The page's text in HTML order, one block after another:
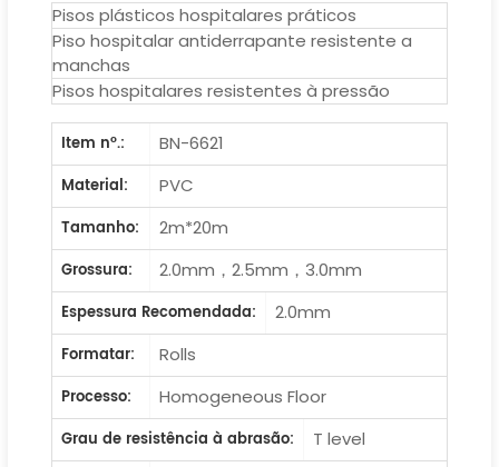
Pisos plásticos hospitalares práticos
Piso hospitalar antiderrapante resistente a
manchas
Pisos hospitalares resistentes à pressão
Item nº.:
BN-6621
Material:
PVC
Tamanho:
2m*20m
Grossura:
2.0mm，2.5mm，3.0mm
Espessura Recomendada:
2.0mm
Formatar:
Rolls
Processo:
Homogeneous Floor
Grau de resistência à abrasão:
T level